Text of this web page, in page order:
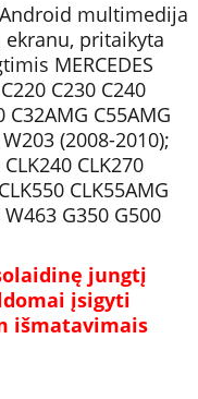
Android multimedija
pritaikyta
MERCEDES
C230 C240
C32AMG C55AMG
(2008-2010);
CLK270
CLK55AMG
G350 G500
jungtį
įsigyti
išmatavimais